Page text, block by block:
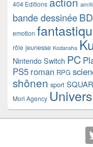
404 Editions
bande dessinéeBD
emotion
rôle jeunesse Kodansha
Nintendo Switch PC
PS5 roman RPG
shônen sport
Mori Agency